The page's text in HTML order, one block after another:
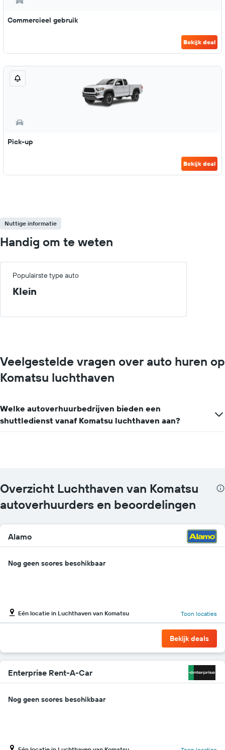
Commercieel gebruik
Bekijk deal
Pick-up
Bekijk deal
Nuttige informatie
Handig om te weten
Populairste type auto
Klein
Veelgestelde vragen over auto huren op
Komatsu luchthaven
Welke autoverhuurbedrijven bieden een
shuttledienst vanaf Komatsu luchthaven aan?
Overzicht Luchthaven van Komatsu
autoverhuurders en beoordelingen
Alamo
Nog geen scores beschikbaar
Eén locatie in Luchthaven van Komatsu Toon locaties
Bekijk deals
Enterprise Rent-A-Car
Nog geen scores beschikbaar